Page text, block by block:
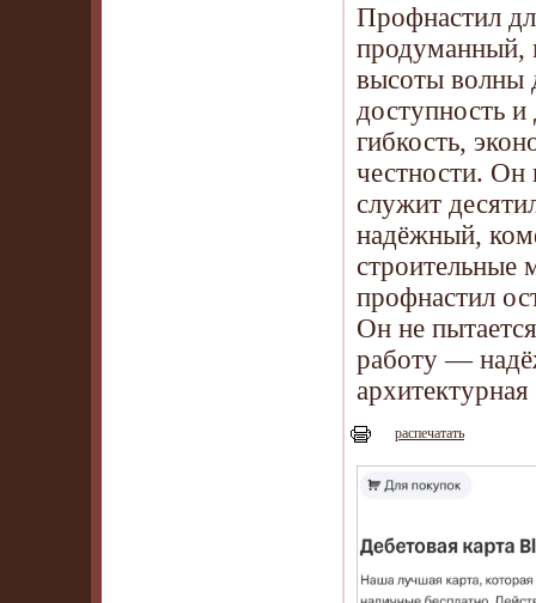
Профнастил
продуманный,
высоты волны
доступность
гибкость,
честности. Он
служит
надёжный,
строительные
профнастил
Он не
работу —
распечатать